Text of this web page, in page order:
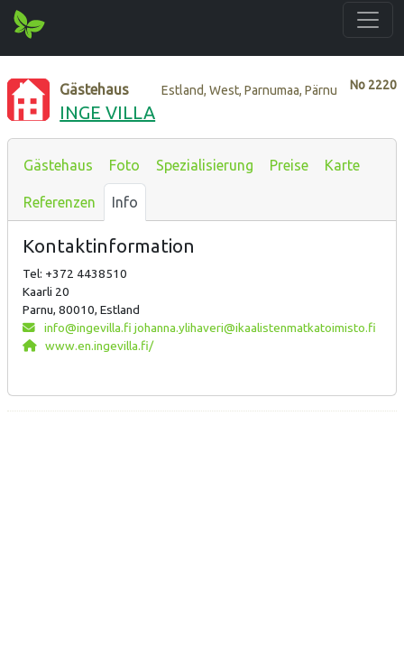
No 2220
Gästehaus Estland, West, Parnumaa, Pärnu
INGE VILLA
Gästehaus Foto Spezialisierung Preise Karte
Referenzen Info
Kontaktinformation
Tel: +372 4438510
Kaarli 20
Parnu, 80010, Estland
info@ingevilla.fi johanna.ylihaveri@ikaalistenmatkatoimisto.fi
www.en.ingevilla.fi/